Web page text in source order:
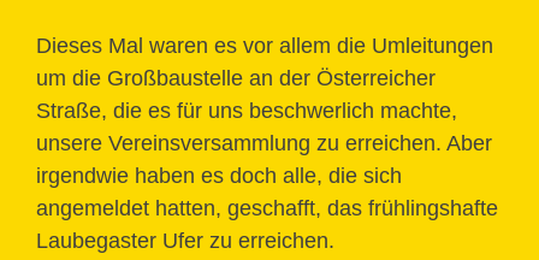
Dieses Mal waren es vor allem die Umleitungen
um die Großbaustelle an der Österreicher
Straße, die es für uns beschwerlich machte,
unsere Vereinsversammlung zu erreichen. Aber
irgendwie haben es doch alle, die sich
angemeldet hatten, geschafft, das frühlingshafte
Laubegaster Ufer zu erreichen.